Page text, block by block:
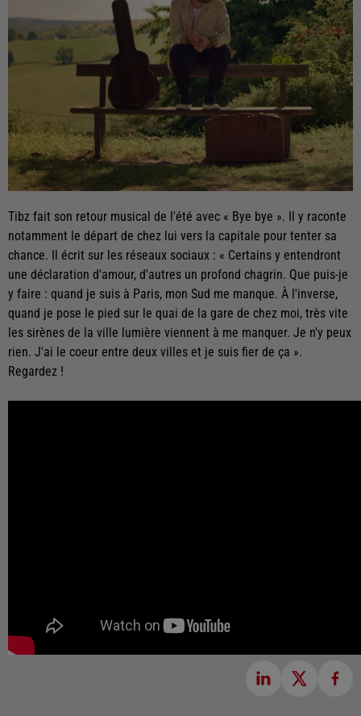
Tibz fait son retour musical de l'été avec « Bye bye ». Il y raconte
notamment le départ de chez lui vers la capitale pour tenter sa
chance. Il écrit sur les réseaux sociaux : « Certains y entendront
une déclaration d'amour, d'autres un profond chagrin. Que puis-je
y faire : quand je suis à Paris, mon Sud me manque. À l'inverse,
quand je pose le pied sur le quai de la gare de chez moi, très vite
les sirènes de la ville lumière viennent à me manquer. Je n'y peux
rien. J'ai le coeur entre deux villes et je suis fier de ça ».
Regardez !